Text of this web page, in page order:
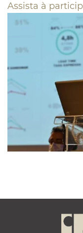
Assista à